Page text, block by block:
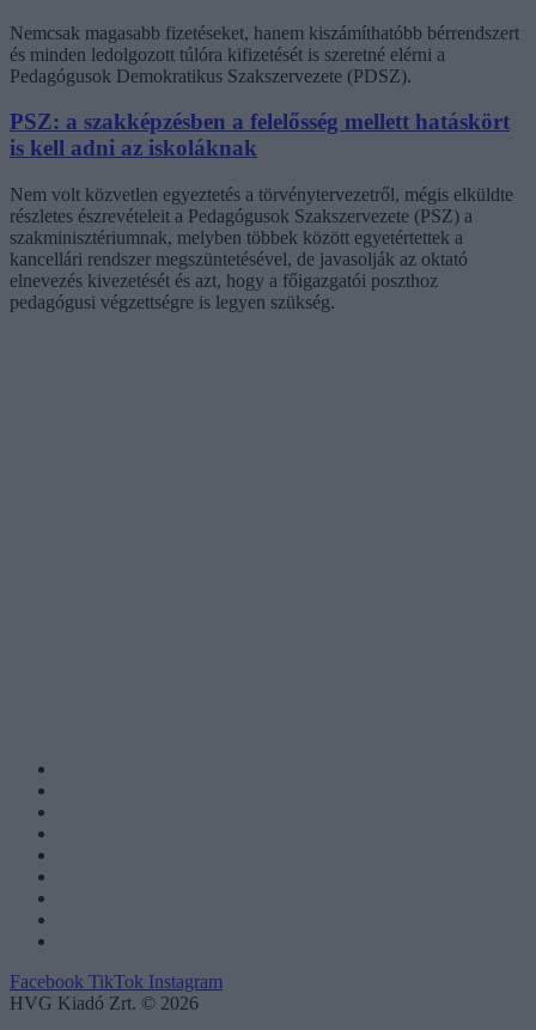
Nemcsak magasabb fizetéseket, hanem kiszámíthatóbb bérrendszert
és minden ledolgozott túlóra kifizetését is szeretné elérni a
Pedagógusok Demokratikus Szakszervezete (PDSZ).
PSZ: a szakképzésben a felelősség mellett hatáskört
is kell adni az iskoláknak
Nem volt közvetlen egyeztetés a törvénytervezetről, mégis elküldte
részletes észrevételeit a Pedagógusok Szakszervezete (PSZ) a
szakminisztériumnak, melyben többek között egyetértettek a
kancellári rendszer megszüntetésével, de javasolják az oktató
elnevezés kivezetését és azt, hogy a főigazgatói poszthoz
pedagógusi végzettségre is legyen szükség.
Facebook TikTok Instagram
HVG Kiadó Zrt. © 2026